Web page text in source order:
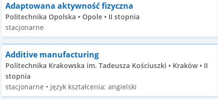
Adaptowana aktywność fizyczna
Politechnika Opolska • Opole • II stopnia
stacjonarne
Additive manufacturing
Politechnika Krakowska im. Tadeusza Kościuszki • Kraków • II
stopnia
stacjonarne • język kształcenia: angielski